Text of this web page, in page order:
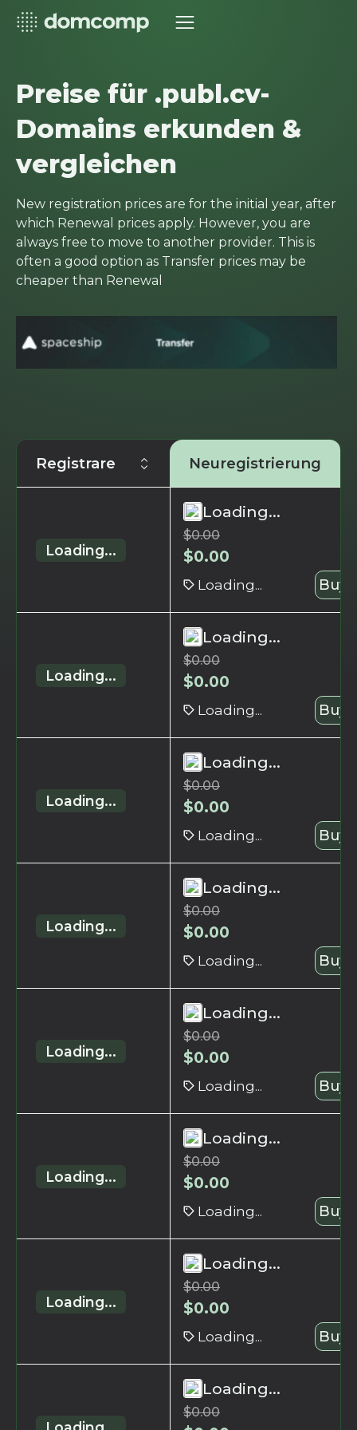
Preise für .publ.cv-
Domains erkunden &
vergleichen
New registration prices are for the initial year, after
which Renewal prices apply. However, you are
always free to move to another provider. This is
often a good option as Transfer prices may be
cheaper than Renewal
Registrare Neuregistrierung
Loading...
Loading...
$0.00
$0.00
Loading... Buy
Loading...
Loading...
$0.00
$0.00
Loading... Buy
Loading...
Loading...
$0.00
$0.00
Loading... Buy
Loading...
Loading...
$0.00
$0.00
Loading... Buy
Loading...
Loading...
$0.00
$0.00
Loading... Buy
Loading...
Loading...
$0.00
$0.00
Loading... Buy
Loading...
Loading...
$0.00
$0.00
Loading... Buy
Loading...
$0.00